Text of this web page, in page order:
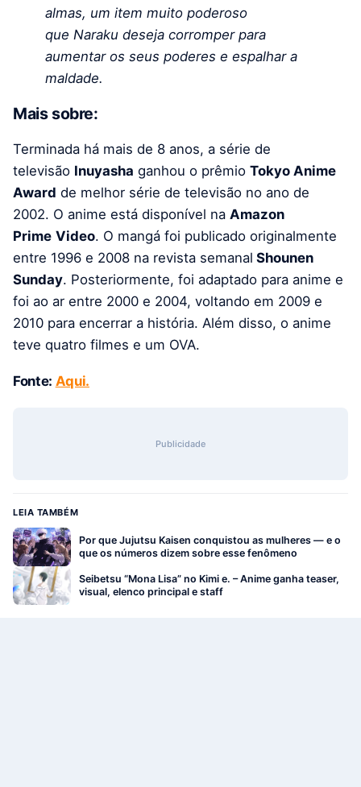
almas, um item muito poderoso
que Naraku deseja corromper para
aumentar os seus poderes e espalhar a
maldade.
Mais sobre:
Terminada há mais de 8 anos, a série de
televisão Inuyasha ganhou o prêmio Tokyo Anime
Award de melhor série de televisão no ano de
2002. O anime está disponível na Amazon
Prime Video. O mangá foi publicado originalmente
entre 1996 e 2008 na revista semanal Shounen
Sunday. Posteriormente, foi adaptado para anime e
foi ao ar entre 2000 e 2004, voltando em 2009 e
2010 para encerrar a história. Além disso, o anime
teve quatro filmes e um OVA.
Fonte: Aqui.
Publicidade
LEIA TAMBÉM
Por que Jujutsu Kaisen conquistou as mulheres — e o
que os números dizem sobre esse fenômeno
Seibetsu “Mona Lisa” no Kimi e. – Anime ganha teaser,
visual, elenco principal e staff